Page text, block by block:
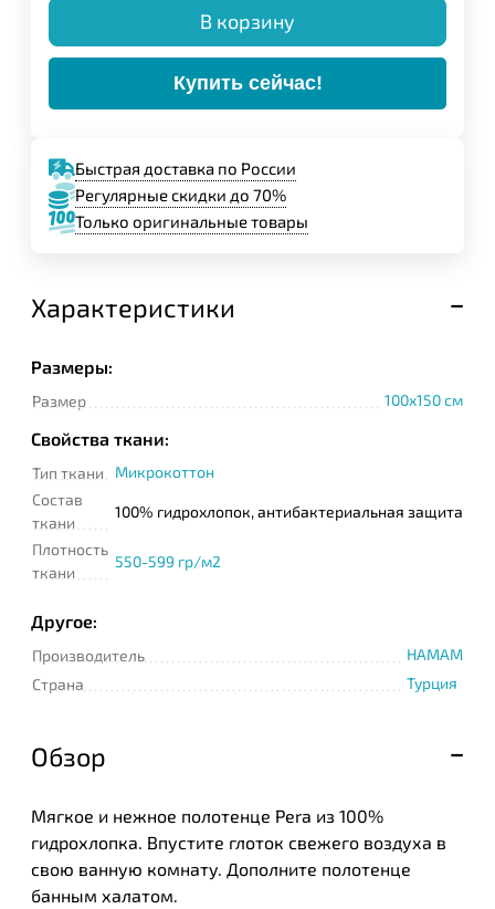
В корзину
Купить сейчас!
Быстрая доставка по России
Регулярные скидки до 70%
Только оригинальные товары
Характеристики
Размеры:
Размер 100x150 см
Свойства ткани:
Тип ткани
Микрокоттон
Состав
ткани
100% гидрохлопок, антибактериальная защита
Плотность
ткани
550-599 гр/м2
Другое:
Производитель
HAMAM
Страна
Турция
Обзор
Мягкое и нежное полотенце Pera из 100%
гидрохлопка. Впустите глоток свежего воздуха в
свою ванную комнату. Дополните полотенце
банным халатом.